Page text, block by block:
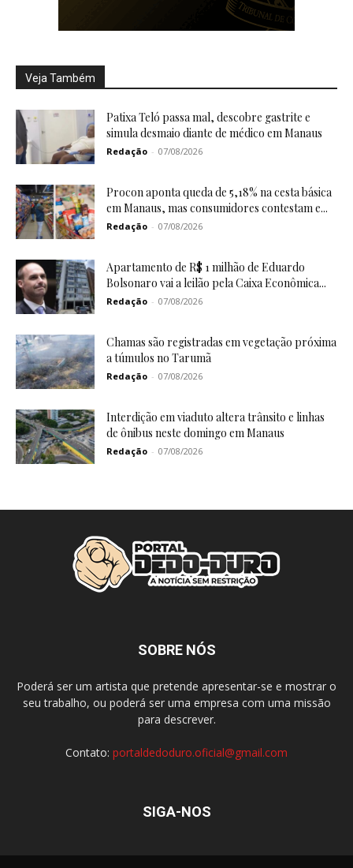
Veja Também
Patixa Teló passa mal, descobre gastrite e
simula desmaio diante de médico em Manaus
Redação - 07/08/2026
Procon aponta queda de 5,18% na cesta básica
em Manaus, mas consumidores contestam e...
Redação - 07/08/2026
Apartamento de R$ 1 milhão de Eduardo
Bolsonaro vai a leilão pela Caixa Econômica...
Redação - 07/08/2026
Chamas são registradas em vegetação próxima
a túmulos no Tarumã
Redação - 07/08/2026
Interdição em viaduto altera trânsito e linhas
de ônibus neste domingo em Manaus
Redação - 07/08/2026
SOBRE NÓS
Poderá ser um artista que pretende apresentar-se e mostrar o
seu trabalho, ou poderá ser uma empresa com uma missão
para descrever.
Contato: portaldedoduro.oficial@gmail.com
SIGA-NOS